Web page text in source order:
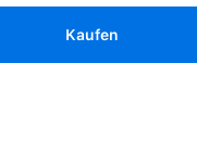
Kaufen